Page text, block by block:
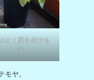
とく葉を付ける
子
モヤ。